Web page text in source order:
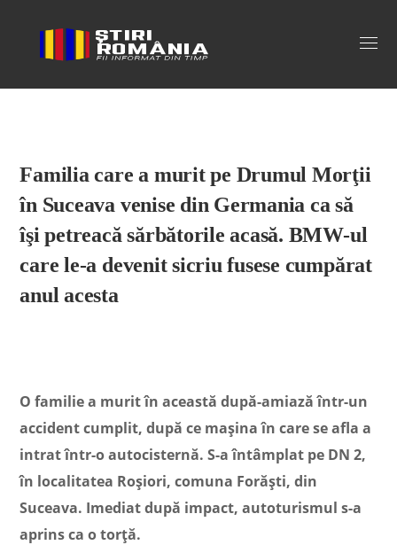
Stiri Romania
Familia care a murit pe Drumul Morţii
în Suceava venise din Germania ca să
îşi petreacă sărbătorile acasă. BMW-ul
care le-a devenit sicriu fusese cumpărat
anul acesta
O familie a murit în această după-amiază într-un
accident cumplit, după ce maşina în care se afla a
intrat într-o autocisternă. S-a întâmplat pe DN 2,
în localitatea Roşiori, comuna Forăşti, din
Suceava. Imediat după impact, autoturismul s-a
aprins ca o torţă.